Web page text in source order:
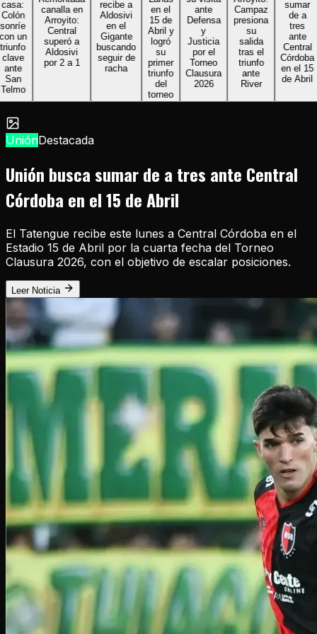
un
canalla en
Arroyito:
Central
superó a
Aldosivi
por 2 a 1
recibe a
Aldosivi
en el
Gigante
buscando
seguir de
racha
en el
15 de
Abril y
logró
primer
triunfo
del
torneo
ante
Defensa
Justicia
por el
Torneo
Clausura
2026
Campaz
presiona
salida
tras el
triunfo
ante
River
sumar
de a
tres
ante
Central
Córdoba
en el 15
de Abril
UniónDestacada
Unión busca sumar de a tres ante Central
Córdoba en el 15 de Abril
El Tatengue recibe este lunes a Central Córdoba en el
Estadio 15 de Abril por la cuarta fecha del Torneo
Clausura 2026, con el objetivo de escalar posiciones.
Leer Noticia